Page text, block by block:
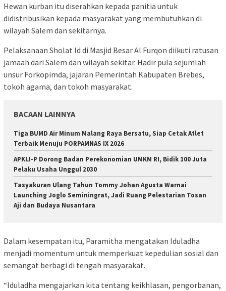
Hewan kurban itu diserahkan kepada panitia untuk
didistribusikan kepada masyarakat yang membutuhkan di
wilayah Salem dan sekitarnya.
Pelaksanaan Sholat Id di Masjid Besar Al Furqon diikuti ratusan
jamaah dari Salem dan wilayah sekitar. Hadir pula sejumlah
unsur Forkopimda, jajaran Pemerintah Kabupaten Brebes,
tokoh agama, dan tokoh masyarakat.
BACAAN LAINNYA
Tiga BUMD Air Minum Malang Raya Bersatu, Siap Cetak Atlet
Terbaik Menuju PORPAMNAS IX 2026
APKLI-P Dorong Badan Perekonomian UMKM RI, Bidik 100 Juta
Pelaku Usaha Unggul 2030
Tasyakuran Ulang Tahun Tommy Johan Agusta Warnai
Launching Joglo Seminingrat, Jadi Ruang Pelestarian Tosan
Aji dan Budaya Nusantara
Dalam kesempatan itu, Paramitha mengatakan Iduladha
menjadi momentum untuk memperkuat kepedulian sosial dan
semangat berbagi di tengah masyarakat.
“Iduladha mengajarkan kita tentang keikhlasan, pengorbanan,